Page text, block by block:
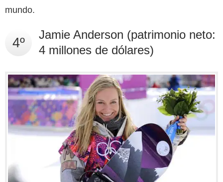
mundo.
4º
Jamie Anderson (patrimonio neto:
4 millones de dólares)